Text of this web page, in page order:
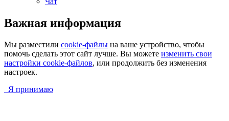
Важная информация
Мы разместили cookie-файлы на ваше устройство, чтобы
помочь сделать этот сайт лучше. Вы можете изменить свои
настройки cookie-файлов, или продолжить без изменения
настроек.
Я принимаю